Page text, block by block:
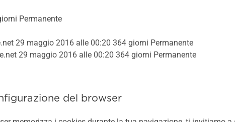
Permanente
29 maggio 2016 alle 00:20 364 giorni Permanente
29 maggio 2016 alle 00:20 364 giorni Permanente
del browser